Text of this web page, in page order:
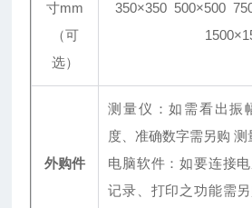
寸mm
（可
选）
350×350 500×500
外购件
测量仪：如需看出振
度、准确数字需另购 测
电脑软件：如要连接电
记录、打印之功能需